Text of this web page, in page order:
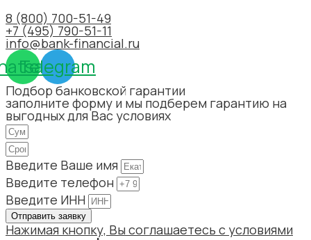
8 (800) 700-51-49
+7 (495) 790-51-11
info@bank-financial.ru
Telegram
Подбор банковской гарантии
заполните форму и мы подберем гарантию на
выгодных для Вас условиях
Введите Ваше имя
Введите телефон
Введите ИНН
Отправить заявку
Нажимая кнопку, Вы соглашаетесь с условиями